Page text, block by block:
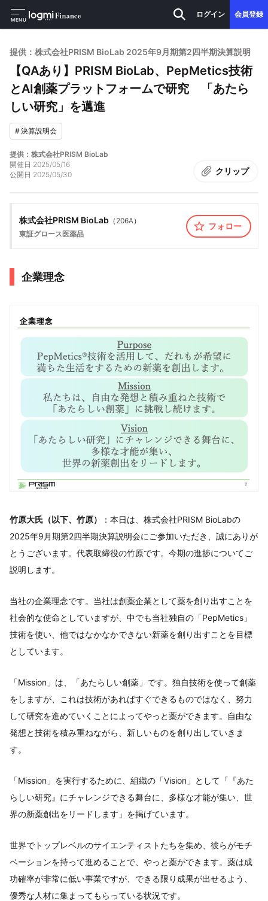
MENU
ログイン 会員登録
提供：株式会社PRISM BioLab 2025年9月期第2四半期決算説明
【QAあり】PRISM BioLab、PepMetics技術
とAI創薬プラットフォームで研究 「あたら
しい研究」を邁進
#決算説明会
提供：株式会社PRISM BioLab
開催日 2025/05/16
公開日 2025/05/30 クリップ
株式会社PRISM BioLab （ 206A）
東証グロース 医薬品
フォロー
企業理念
竹原大氏（以下、竹原）
：本日は、株式会社PRISM BioLabの
2025年9月期第2四半期決算説明会にご参加いただき、誠にありが
とうございます。代表取締役の竹原です。今期の進捗についてご
説明します。
当社の企業理念です。当社は創薬企業として薬を創り出すことを
社会的な使命としていますが、中でも当社独自の「PepMetics」
技術を使い、他ではなかなかできない新薬を創り出すことを目標
としています。
「Mission」は、「あたらしい創薬」です。独自技術を使って創薬
をしますが、これは技術があればすぐできるものではなく、努力
して研究を進めていくことによってやっと薬ができます。自由な
発想と技術を積み重ねながら、新しいものを創り出していきま
す。
「Mission」を実行するために、組織の「Vision」として「『あた
らしい研究』にチャレンジできる舞台に、多様な才能が集い、世
界の新薬創出をリードします」を掲げています。
世界でトップレベルのサイエンティストたちを集め、彼らがモチ
ベーションを持って進めることで、やっと薬ができます。薬は成
功確率が非常に低い事業ですが、できる限り成果が出せるよう、
優秀な人材に集まってもらっている状況です。